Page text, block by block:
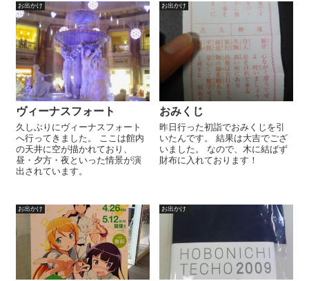
お出かけ
ヴィーナスフォート
久しぶりにヴィーナスフォート
へ行ってきました。 ここは館内
の天井に空が描かれており、
昼・夕方・夜といった情景が演
出されています。
お出かけ
おみくじ
昨日行った初詣でおみくじを引
いたんです。 結果は大吉でござ
いました。 なので、木に結ばず
財布に入れております！
お出かけ お出かけ